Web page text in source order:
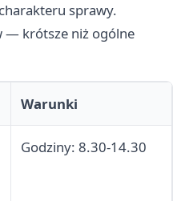
sprawy.
— krótsze niż ogólne
Warunki
Godziny: 8.30-14.30